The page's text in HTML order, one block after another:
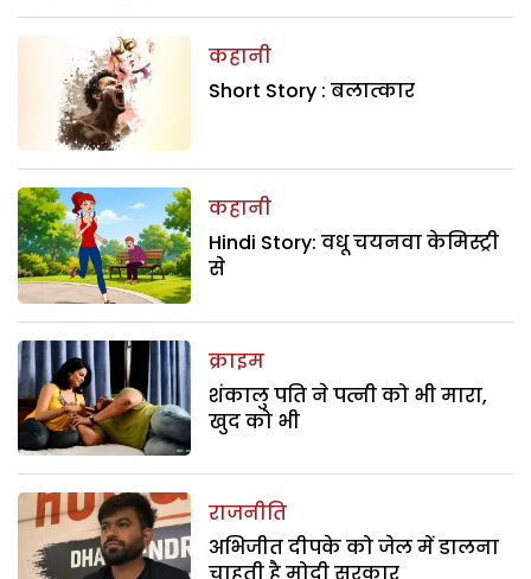
कहानी
Short Story : बलात्कार
कहानी
Hindi Story: वधू चयनवा केमिस्ट्री
से
क्राइम
शंकालु पति ने पत्नी को भी मारा,
खुद को भी
राजनीति
अभिजीत दीपके को जेल में डालना